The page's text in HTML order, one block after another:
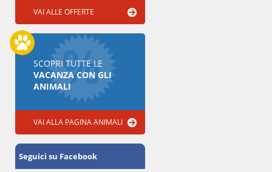
VAI ALLE OFFERTE
SCOPRI TUTTE LE
VACANZA CON GLI
ANIMALI
VAI ALLA PAGINA ANIMALI
Seguici su Facebook